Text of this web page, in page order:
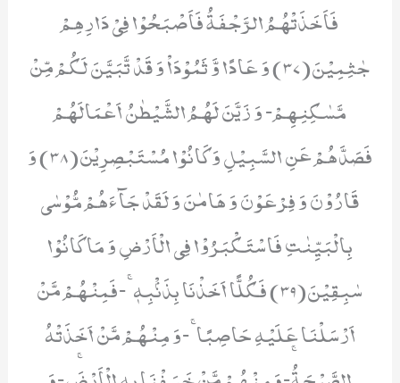
فَاَخَذَتْهُمُ الرَّجْفَةُ فَاَصْبَحُوْا فِیْ دَارِهِمْ
جٰثِمِیْنَ(37) وَ عَادًا وَّ ثَمُوْدَاۡ وَ قَدْ تَّبَیَّنَ لَكُمْ مِّنْ
مَّسٰكِنِهِمْ- وَ زَیَّنَ لَهُمُ الشَّیْطٰنُ اَعْمَالَهُمْ
فَصَدَّهُمْ عَنِ السَّبِیْلِ وَ كَانُوْا مُسْتَبْصِرِیْنَ(38) وَ
قَارُوْنَ وَ فِرْعَوْنَ وَ هَامٰنَ وَ لَقَدْ جَآءَهُمْ مُّوْسٰى
بِالْبَیِّنٰتِ فَاسْتَكْبَرُوْا فِی الْاَرْضِ وَ مَا كَانُوْا
سٰبِقِیْنَ(39) فَكُلًّا اَخَذْنَا بِذَنْۢبِهٖۚ-فَمِنْهُمْ مَّنْ
اَرْسَلْنَا عَلَیْهِ حَاصِبًاۚ-وَ مِنْهُمْ مَّنْ اَخَذَتْهُ